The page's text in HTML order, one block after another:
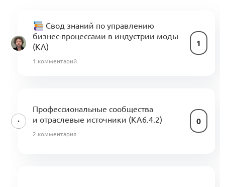
Свод знаний по управлению
бизнес-процессами в индустрии моды
(KA)
1
1 комментарий
Профессиональные сообщества
и отраслевые источники (KA6.4.2)
0
2 комментария